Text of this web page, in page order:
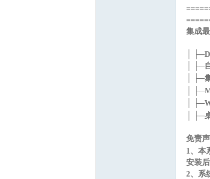
集成
│
│ ├─
│ ├─
│
│
│ ├─
免责声
1、本
安装
2、系